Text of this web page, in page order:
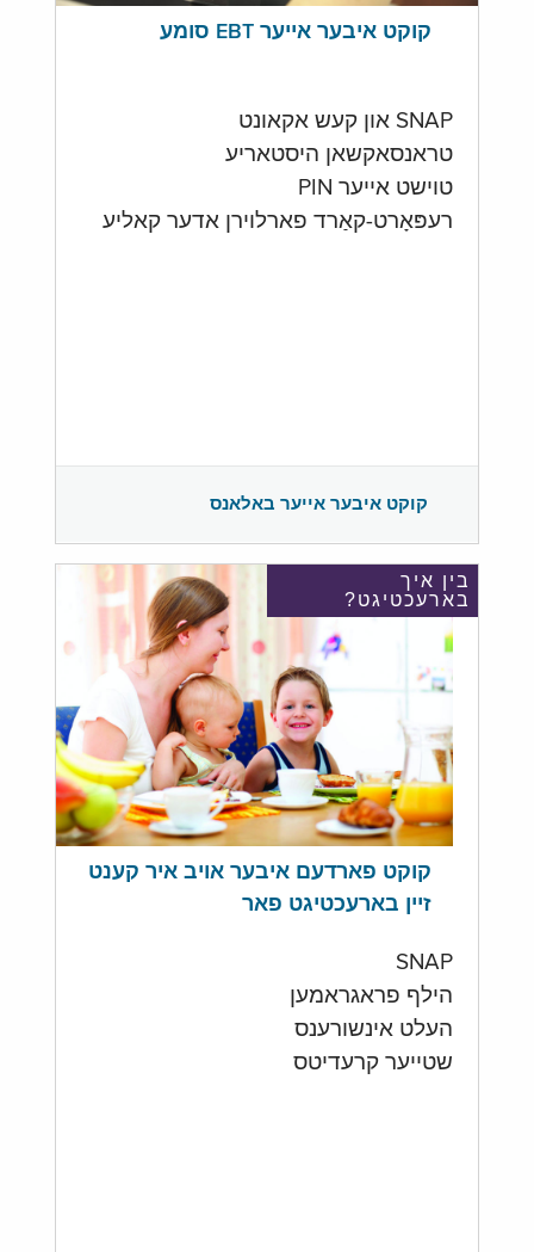
קוקט איבער אייער EBT סומע
SNAP און קעש אקאונט
טראנסאקשאן היסטאריע
טוישט אייער PIN
רעפּאָרט-קאַרד פארלוירן אדער קאליע
קוקט איבער אייער באלאנס
בין איך
בארעכטיגט?
קוקט פארדעם איבער אויב איר קענט
זיין בארעכטיגט פאר
SNAP
הילף פראגראמען
העלט אינשורענס
שטייער קרעדיטס